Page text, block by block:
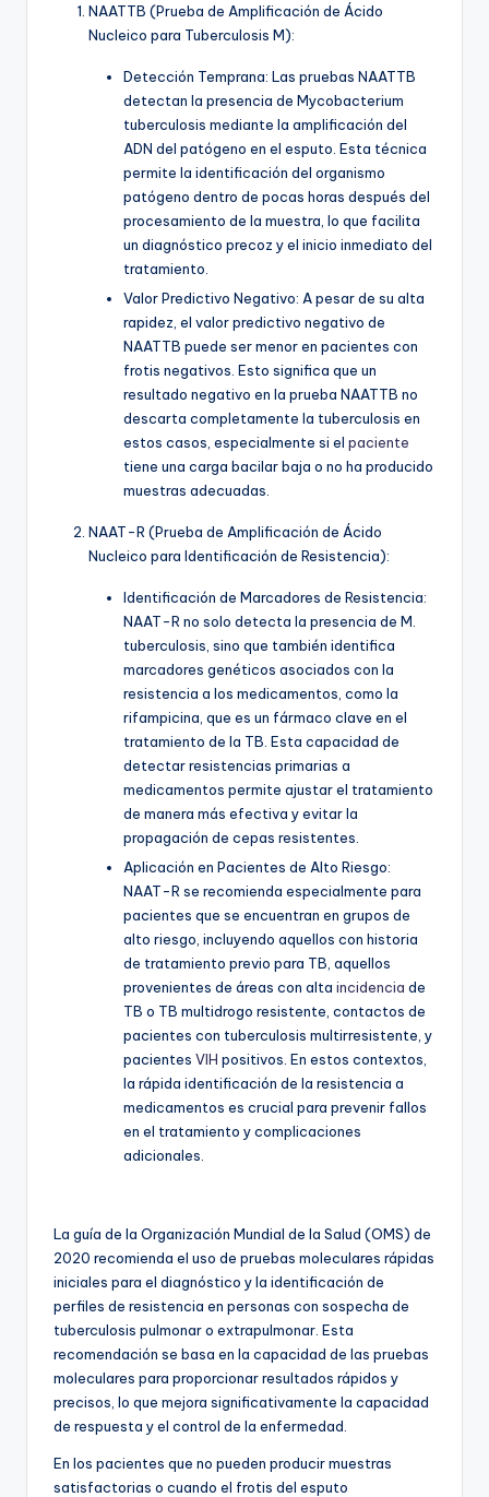
NAATTB (Prueba de Amplificación de Ácido
Nucleico para Tuberculosis M):
Detección Temprana: Las pruebas NAATTB
detectan la presencia de Mycobacterium
tuberculosis mediante la amplificación del
ADN del patógeno en el esputo. Esta técnica
permite la identificación del organismo
patógeno dentro de pocas horas después del
procesamiento de la muestra, lo que facilita
un diagnóstico precoz y el inicio inmediato del
tratamiento.
Valor Predictivo Negativo: A pesar de su alta
rapidez, el valor predictivo negativo de
NAATTB puede ser menor en pacientes con
frotis negativos. Esto significa que un
resultado negativo en la prueba NAATTB no
descarta completamente la tuberculosis en
estos casos, especialmente si el paciente
tiene una carga bacilar baja o no ha producido
muestras adecuadas.
NAAT-R (Prueba de Amplificación de Ácido
Nucleico para Identificación de Resistencia):
Identificación de Marcadores de Resistencia:
NAAT-R no solo detecta la presencia de M.
tuberculosis, sino que también identifica
marcadores genéticos asociados con la
resistencia a los medicamentos, como la
rifampicina, que es un fármaco clave en el
tratamiento de la TB. Esta capacidad de
detectar resistencias primarias a
medicamentos permite ajustar el tratamiento
de manera más efectiva y evitar la
propagación de cepas resistentes.
Aplicación en Pacientes de Alto Riesgo:
NAAT-R se recomienda especialmente para
pacientes que se encuentran en grupos de
alto riesgo, incluyendo aquellos con historia
de tratamiento previo para TB, aquellos
provenientes de áreas con alta incidencia de
TB o TB multidrogo resistente, contactos de
pacientes con tuberculosis multirresistente, y
pacientes VIH positivos. En estos contextos,
la rápida identificación de la resistencia a
medicamentos es crucial para prevenir fallos
en el tratamiento y complicaciones
adicionales.
La guía de la Organización Mundial de la Salud (OMS) de
2020 recomienda el uso de pruebas moleculares rápidas
iniciales para el diagnóstico y la identificación de
perfiles de resistencia en personas con sospecha de
tuberculosis pulmonar o extrapulmonar. Esta
recomendación se basa en la capacidad de las pruebas
moleculares para proporcionar resultados rápidos y
precisos, lo que mejora significativamente la capacidad
de respuesta y el control de la enfermedad.
En los pacientes que no pueden producir muestras
satisfactorias o cuando el frotis del esputo